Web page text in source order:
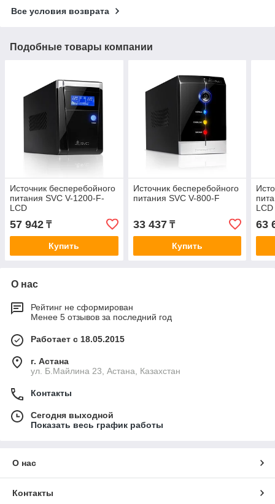
Все условия возврата
Подобные товары компании
Источник бесперебойного
питания SVC V-1200-F-
LCD
57 942 ₸
Купить
Источник бесперебойного
питания SVC V-800-F
33 437₸
Купить
LCD
63
О нас
Рейтинг не сформирован
Менее 5 отзывов за последний год
Работает с 18.05.2015
г. Астана
ул. Б.Майлина 23, Астана, Казахстан
Контакты
Сегодня выходной
Показать весь график работы
О нас
Контакты